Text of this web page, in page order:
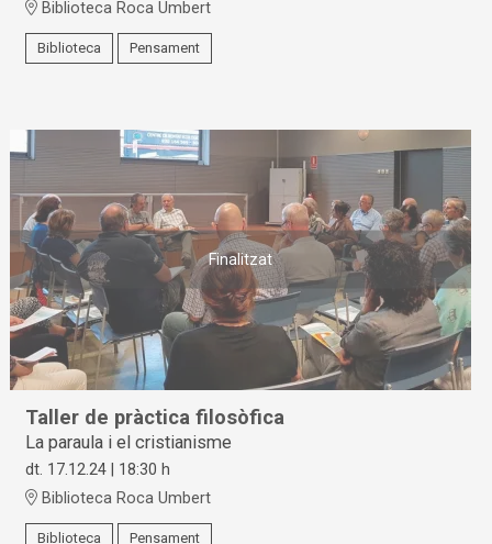
Biblioteca Roca Umbert
Biblioteca Pensament
Finalitzat
Taller de pràctica filosòfica
La paraula i el cristianisme
dt. 17.12.24
18:30 h
Biblioteca Roca Umbert
Biblioteca Pensament